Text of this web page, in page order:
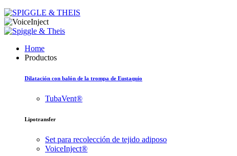
Home
Productos
Dilatación con balón de la trompa de Eustaquio
TubaVent®
Lipotransfer
Set para recolección de tejido adiposo
VoiceInject®